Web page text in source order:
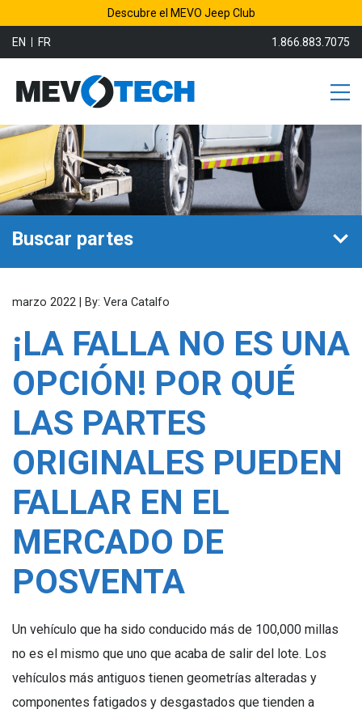
Descubre el MEVO Jeep Club
EN FR 1.866.883.7075
Buscar partes
marzo 2022 | By: Vera Catalfo
¡LA FALLA NO ES UNA
OPCIÓN! POR QUÉ
LAS PARTES
ORIGINALES PUEDEN
FALLAR EN EL
MERCADO DE
POSVENTA
Un vehículo que ha sido conducido más de 100,000 millas
no es el mismo que uno que acaba de salir del lote. Los
vehículos más antiguos tienen geometrías alteradas y
componentes fatigados y desgastados que tienden a